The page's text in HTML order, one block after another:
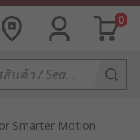
0
Smarter Motion